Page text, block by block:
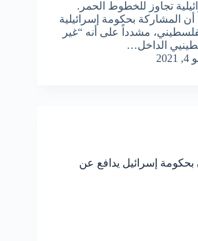
تجاوز للخطوط الحمر.
المشاركة بحكومة إسرائيلية
مشدداً على أنه “غير
الداخل…
بحكومة إسرائيل يدافع عن